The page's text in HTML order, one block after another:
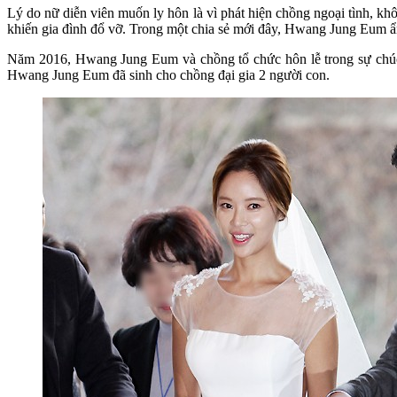
Lý do nữ diễn viên muốn ly hôn là vì phát hiện chồng ngoại tình,
khiến gia đình đổ vỡ. Trong một chia sẻ mới đây, Hwang Jung Eum
Năm 2016, Hwang Jung Eum và chồng tổ chức hôn lễ trong sự
Hwang Jung Eum đã sinh cho chồng đại gia 2 người con.